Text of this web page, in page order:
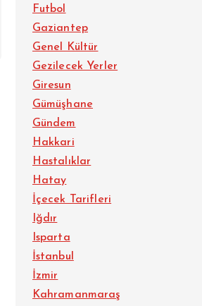
Futbol
Gaziantep
Genel Kültür
Gezilecek Yerler
Giresun
Gümüşhane
Gündem
Hakkari
Hastalıklar
Hatay
İçecek Tarifleri
Iğdır
Isparta
İstanbul
İzmir
Kahramanmaraş